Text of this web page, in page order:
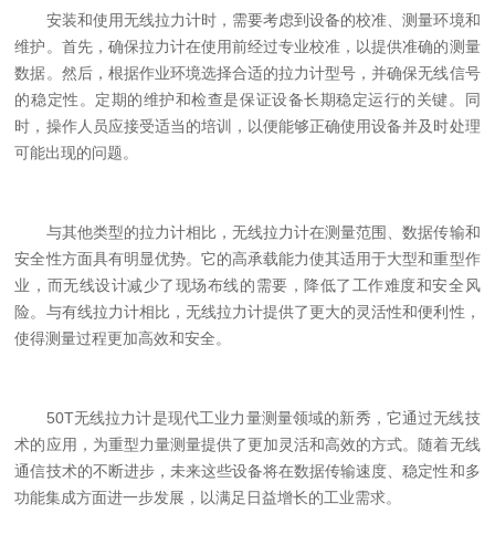
安装和使用无线拉力计时，需要考虑到设备的校准、测量环境和
维护。首先，确保拉力计在使用前经过专业校准，以提供准确的测量
数据。然后，根据作业环境选择合适的拉力计型号，并确保无线信号
的稳定性。定期的维护和检查是保证设备长期稳定运行的关键。同
时，操作人员应接受适当的培训，以便能够正确使用设备并及时处理
可能出现的问题。
与其他类型的拉力计相比，无线拉力计在测量范围、数据传输和
安全性方面具有明显优势。它的高承载能力使其适用于大型和重型作
业，而无线设计减少了现场布线的需要，降低了工作难度和安全风
险。与有线拉力计相比，无线拉力计提供了更大的灵活性和便利性，
使得测量过程更加高效和安全。
50T无线拉力计是现代工业力量测量领域的新秀，它通过无线技
术的应用，为重型力量测量提供了更加灵活和高效的方式。随着无线
通信技术的不断进步，未来这些设备将在数据传输速度、稳定性和多
功能集成方面进一步发展，以满足日益增长的工业需求。